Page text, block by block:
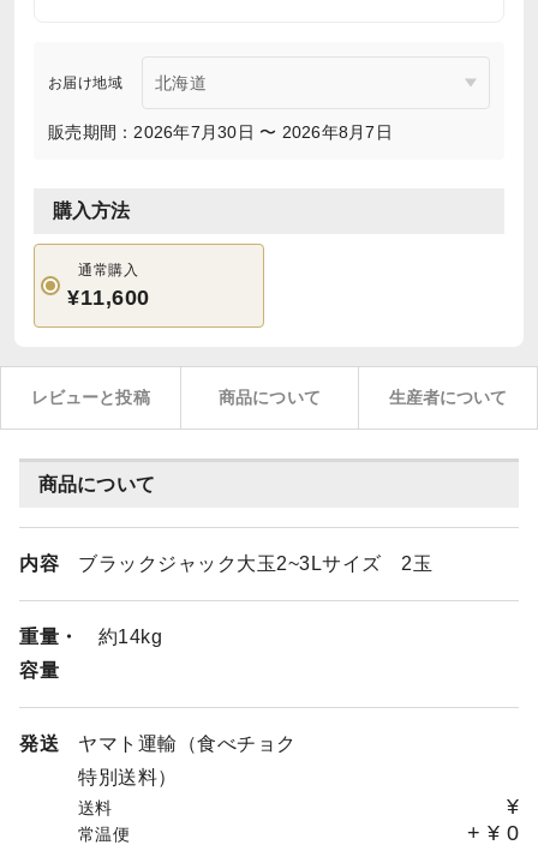
お届け地域
販売期間：2026年7月30日 〜 2026年8月7日
購入方法
通常購入
¥11,600
レビューと投稿 商品について 生産者について
商品について
内容 ブラックジャック大玉2~3Lサイズ 2玉
重量・
容量
約14kg
発送
ヤマト運輸（食べチョク
特別送料）
送料 ¥
常温便 + ¥ 0